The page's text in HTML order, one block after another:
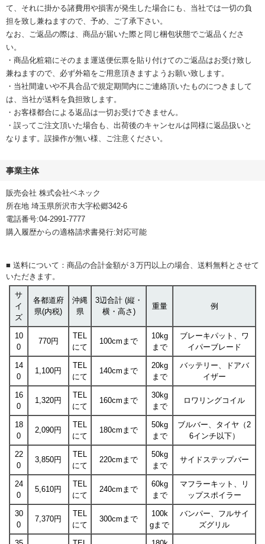
て、それに掛かる諸費用や損害が発生した場合にも、当社では一切の負
担を致し兼ねますので、予め、ご了承下さい。
なお、ご返品の際は、商品が届いた際と同じ梱包状態でご返品くださ
い。
・商品化粧箱にそのまま運送便伝票を貼り付けてのご返品はお受け致し
兼ねますので、必ず外箱をご用意頂きますようお願い致します。
・当社間違いや不具合品で規定期間内にご連絡頂いたものにつきまして
は、当社が送料を負担致します。
・お客様都合による返品は一切お受けできません。
・誤ってご注文頂いた場合も、出荷後のキャンセルは同様に返品扱いと
なります。誤操作が無い様、ご注意ください。
事業主体
販売会社 株式会社ベネック
所在地 埼玉県所沢市大字松郷342-6
電話番号:04-2991-7777
購入履歴からの適格請求書発行:対応可能
■ 送料について：商品の合計金額が３万円以上の場合、送料無料とさせて
いただきます。
サ
イ
ズ
各都道府
県(内税)
沖縄
県
3辺合計 (縦・
横・高さ)
重量 例
10
0
770円
TEL
にて
100cmまで
10kg
まで
ブレーキパット、ワ
イパーブレード
14
0
1,100円
TEL
にて
140cmまで
20kg
まで
バッテリー、ドアバ
イザー
16
0
1,320円
TEL
にて
160cmまで
30kg
まで
ロワリングコイル
18
0
2,090円
TEL
にて
180cmまで
50kg
まで
ブルバー、タイヤ（2
6インチ以下）
22
0
3,850円
TEL
にて
220cmまで
50kg
まで
サイドステップバー
24
0
5,610円
TEL
にて
240cmまで
60kg
まで
マフラーキット、リ
ップスポイラー
30
0
7,370円
TEL
にて
300cmまで
100k
gまで
バンパー、フルサイ
ズグリル